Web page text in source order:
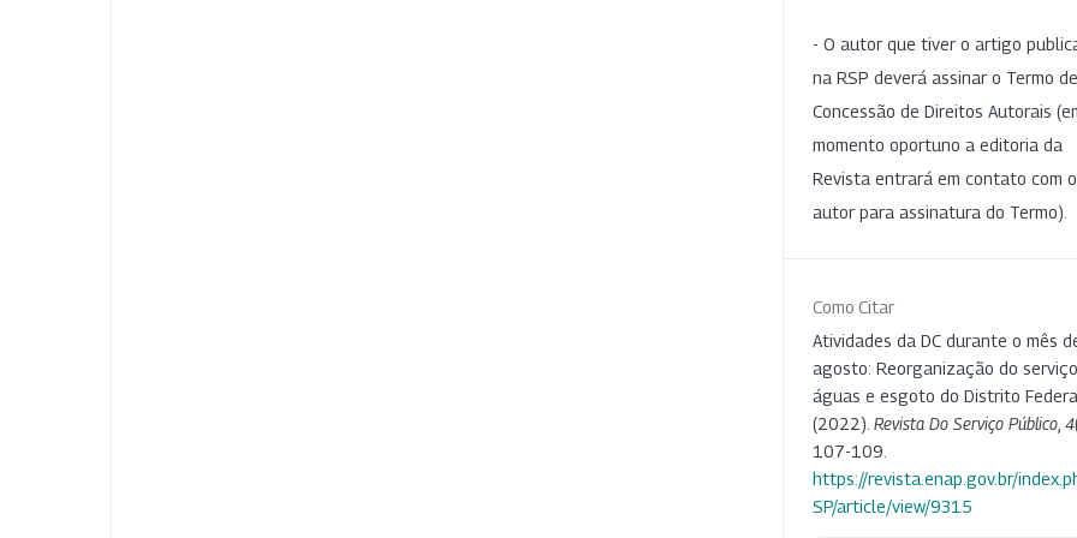
- O autor que tiver o artigo
na RSP deverá assinar o Termo de
Concessão de Direitos Autorais
momento oportuno a editoria da
Revista entrará em contato com o
autor para assinatura do Termo).
Como Citar
Atividades da DC durante o mês
agosto: Reorganização do
águas e esgoto do Distrito
(2022). Revista Do Serviço Público 4
107-109.
https://revista.enap.gov.br/
SP/article/view/9315